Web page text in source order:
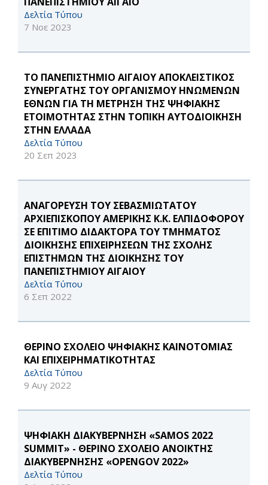
Δελτία Τύπου
7 Νοε 2023
ΤΟ ΠΑΝΕΠΙΣΤΗΜΙΟ ΑΙΓΑΙΟΥ ΑΠΟΚΛΕΙΣΤΙΚΟΣ
ΣΥΝΕΡΓΑΤΗΣ ΤΟΥ ΟΡΓΑΝΙΣΜΟΥ ΗΝΩΜΕΝΩΝ
ΕΘΝΩΝ ΓΙΑ ΤΗ ΜΕΤΡΗΣΗ ΤΗΣ ΨΗΦΙΑΚΗΣ
ΕΤΟΙΜΟΤΗΤΑΣ ΣΤΗΝ ΤΟΠΙΚΗ ΑΥΤΟΔΙΟΙΚΗΣΗ
ΣΤΗΝ ΕΛΛΑΔΑ
Δελτία Τύπου
20 Σεπ 2023
ΑΝΑΓΟΡΕΥΣΗ ΤΟΥ ΣΕΒΑΣΜΙΩΤΑΤΟΥ
ΑΡΧΙΕΠΙΣΚΟΠΟΥ ΑΜΕΡΙΚΗΣ Κ.Κ. ΕΛΠΙΔΟΦΟΡΟΥ
ΣΕ ΕΠΙΤΙΜΟ ΔΙΔΑΚΤΟΡΑ ΤΟΥ ΤΜΗΜΑΤΟΣ
ΔΙΟΙΚΗΣΗΣ ΕΠΙΧΕΙΡΗΣΕΩΝ ΤΗΣ ΣΧΟΛΗΣ
ΕΠΙΣΤΗΜΩΝ ΤΗΣ ΔΙΟΙΚΗΣΗΣ ΤΟΥ
ΠΑΝΕΠΙΣΤΗΜΙΟΥ ΑΙΓΑΙΟΥ
Δελτία Τύπου
6 Σεπ 2022
ΘΕΡΙΝΟ ΣΧΟΛΕΙΟ ΨΗΦΙΑΚΗΣ ΚΑΙΝΟΤΟΜΙΑΣ
ΚΑΙ ΕΠΙΧΕΙΡΗΜΑΤΙΚΟΤΗΤΑΣ
Δελτία Τύπου
9 Αυγ 2022
ΨΗΦΙΑΚΗ ΔΙΑΚΥΒΕΡΝΗΣΗ «SAMOS 2022
SUMMIT» - ΘΕΡΙΝΟ ΣΧΟΛΕΙΟ ΑΝΟΙΚΤΗΣ
ΔΙΑΚΥΒΕΡΝΗΣΗΣ «OPENGOV 2022»
Δελτία Τύπου